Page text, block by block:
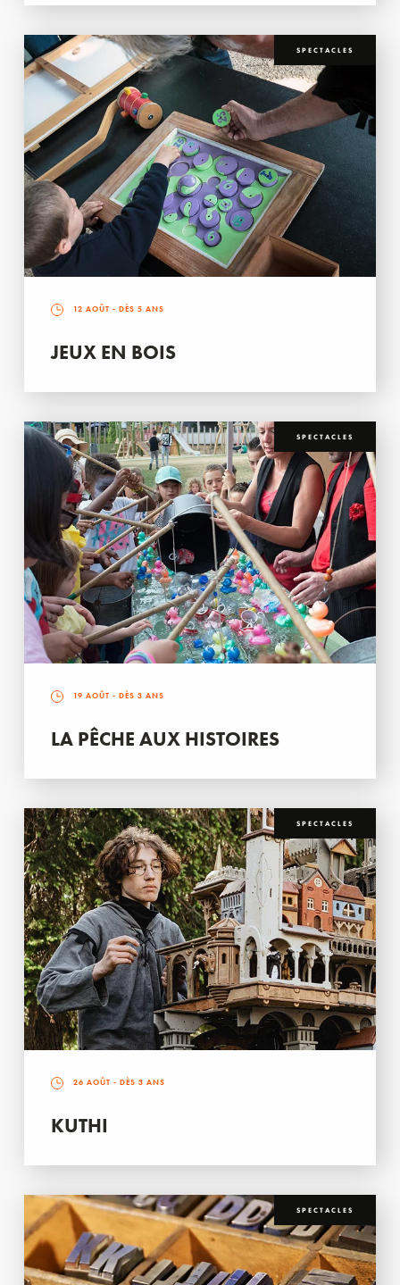
SPECTACLES
12 AOÛT - DÈS 5 ANS
JEUX EN BOIS
SPECTACLES
19 AOÛT - DÈS 3 ANS
LA PÊCHE AUX HISTOIRES
SPECTACLES
26 AOÛT - DÈS 3 ANS
KUTHI
SPECTACLES